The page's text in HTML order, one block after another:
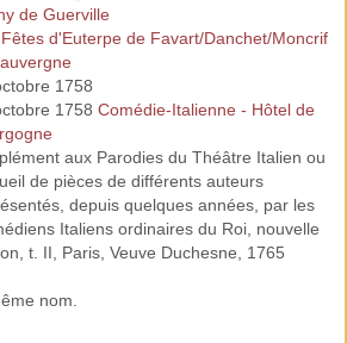
de Guerville
d'Euterpe de Favart/Danchet/Moncrif
1758
1758 Comédie-Italienne - Hôtel de
aux Parodies du Théâtre Italien ou
de pièces de différents auteurs
depuis quelques années, par les
Italiens ordinaires du Roi, nouvelle
t. II, Paris, Veuve Duchesne, 1765
nom.